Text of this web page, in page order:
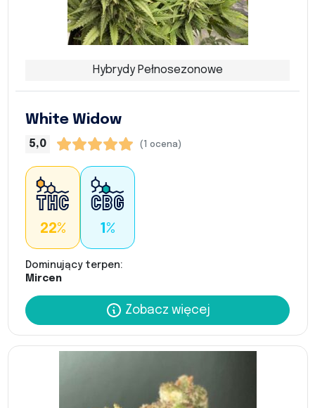
Hybrydy Pełnosezonowe
White Widow
5,0 (1 ocena)
22% 1%
Dominujący terpen:
Mircen
Zobacz więcej